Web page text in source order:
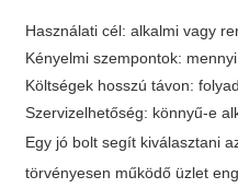
Használati cél: alkalmi vagy
Kényelmi szempontok:
Költségek hosszú távon:
Szervizelhetőség: könnyű-e
Egy jó bolt segít kiválasztani
törvényesen működő üzlet